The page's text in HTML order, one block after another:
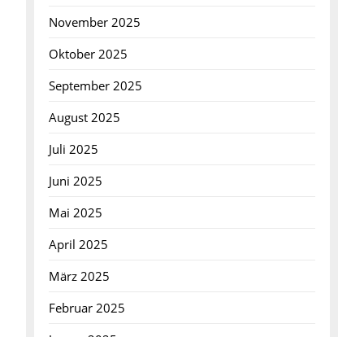
November 2025
Oktober 2025
September 2025
August 2025
Juli 2025
Juni 2025
Mai 2025
April 2025
März 2025
Februar 2025